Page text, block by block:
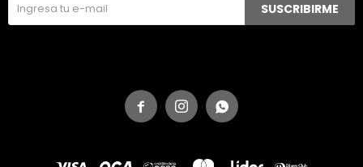
  
SUSCRIBIRME